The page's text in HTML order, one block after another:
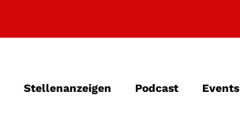
Stellenanzeigen Podcast Events